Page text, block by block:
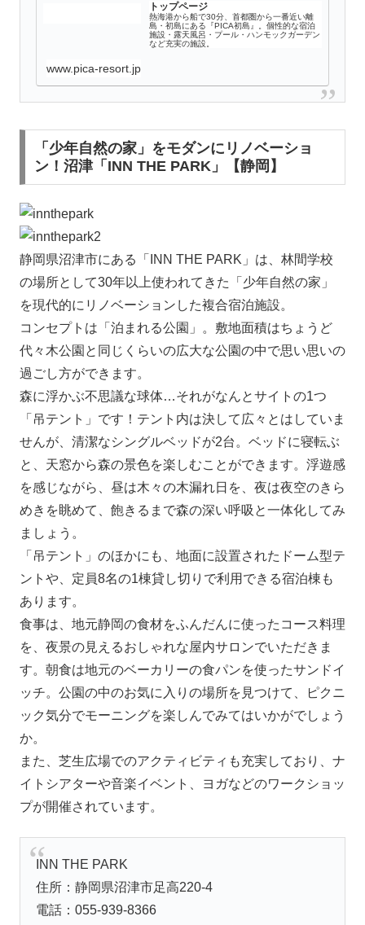
トップページ
熱海港から船で30分、首都圏から一番近い離
島・初島にある『PICA初島』。個性的な宿泊
施設・露天風呂・プール・ハンモックガーデン
など充実の施設。
www.pica-resort.jp
「少年自然の家」をモダンにリノベーショ
ン！沼津「INN THE PARK」【静岡】
静岡県沼津市にある「INN THE PARK」は、林間学校
の場所として30年以上使われてきた「少年自然の家」
を現代的にリノベーションした複合宿泊施設。
コンセプトは「泊まれる公園」。敷地面積はちょうど
代々木公園と同じくらいの広大な公園の中で思い思いの
過ごし方ができます。
森に浮かぶ不思議な球体…それがなんとサイトの1つ
「吊テント」です！テント内は決して広々とはしていま
せんが、清潔なシングルベッドが2台。ベッドに寝転ぶ
と、天窓から森の景色を楽しむことができます。浮遊感
を感じながら、昼は木々の木漏れ日を、夜は夜空のきら
めきを眺めて、飽きるまで森の深い呼吸と一体化してみ
ましょう。
「吊テント」のほかにも、地面に設置されたドーム型テ
ントや、定員8名の1棟貸し切りで利用できる宿泊棟も
あります。
食事は、地元静岡の食材をふんだんに使ったコース料理
を、夜景の見えるおしゃれな屋内サロンでいただきま
す。朝食は地元のベーカリーの食パンを使ったサンドイ
ッチ。公園の中のお気に入りの場所を見つけて、ピクニ
ック気分でモーニングを楽しんでみてはいかがでしょう
か。
また、芝生広場でのアクティビティも充実しており、ナ
イトシアターや音楽イベント、ヨガなどのワークショッ
プが開催されています。
INN THE PARK
住所：静岡県沼津市足高220-4
電話：055-939-8366